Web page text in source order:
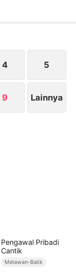
langsung
dan
tahun
Tanpa
sepuluh
4 5
9 Lainnya
Pengawal Pribadi
Cantik
Melawan-Balik